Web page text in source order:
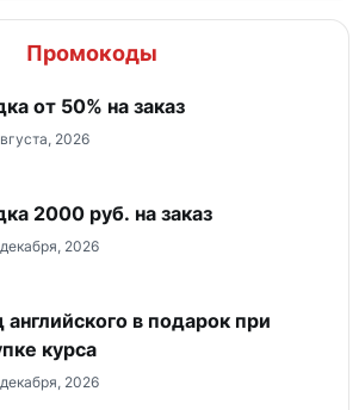
Промокоды
от 50% на заказ
2026
2000 руб. на заказ
2026
английского в подарок при
курса
2026